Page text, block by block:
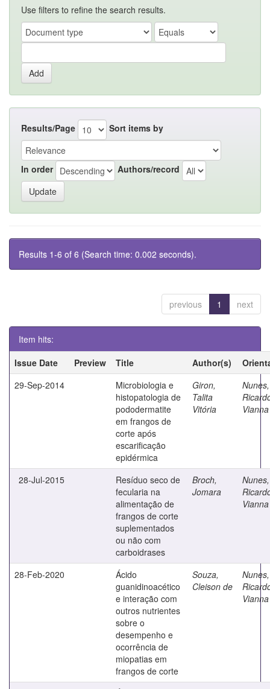
Use filters to refine the search results.
Results/Page Sort items by
In order Authors/record
Results 1-6 of 6 (Search time: 0.002 seconds).
previous 1 next
Item hits:
Issue Date
Preview Title Author(s)
29-Sep-2014
Microbiologia e
histopatologia de
pododermatite
em frangos de
corte após
escarificação
epidérmica
Giron,
Talita
Vitória
Nunes,
Vianna
28-Jul-2015
Resíduo seco de
fecularia na
alimentação de
frangos de corte
suplementados
ou não com
carboidrases
Broch,
Jomara
Nunes,
Vianna
28-Feb-2020
Ácido
guanidinoacético
e interação com
outros nutrientes
sobre o
desempenho e
ocorrência de
miopatias em
frangos de corte
Souza,
Cleison de
Nunes,
Vianna